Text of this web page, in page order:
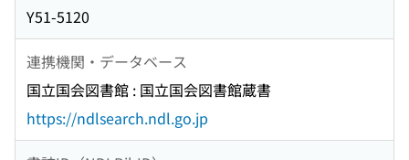
Y51-5120
連携機関・データベース
国立国会図書館 : 国立国会図書館蔵書
https://ndlsearch.ndl.go.jp